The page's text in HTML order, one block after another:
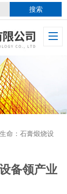
命：石膏煅烧设
备领产业